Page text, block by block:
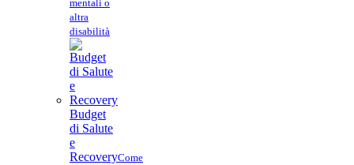
mentali o
altra
disabilità
Budget
di Salute
e
RecoveryCome